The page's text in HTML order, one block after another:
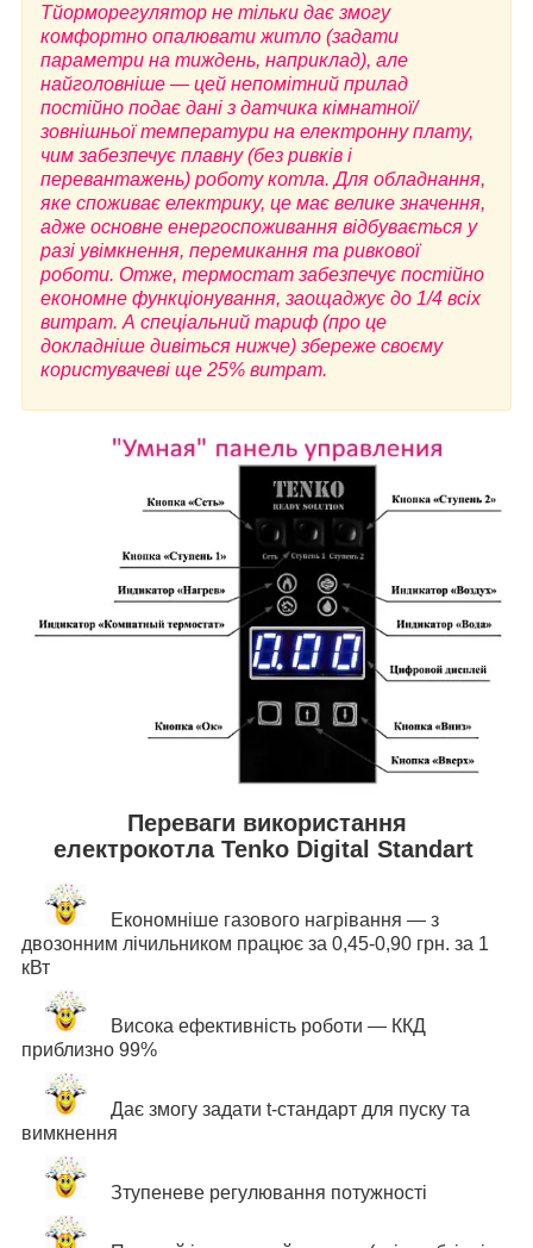
Тйорморегулятор не тільки дає змогу
комфортно опалювати житло (задати
параметри на тиждень, наприклад), але
найголовніше — цей непомітний прилад
постійно подає дані з датчика кімнатної/
зовнішньої температури на електронну плату,
чим забезпечує плавну (без ривків і
перевантажень) роботу котла. Для обладнання,
яке споживає електрику, це має велике значення,
адже основне енергоспоживання відбувається у
разі увімкнення, перемикання та ривкової
роботи. Отже, термостат забезпечує постійно
економне функціонування, заощаджує до 1/4 всіх
витрат. А спеціальний тариф (про це
докладніше дивіться нижче) збереже своєму
користувачеві ще 25% витрат.
Переваги використання
електрокотла Tenko Digital Standart
Економніше газового нагрівання — з
двозонним лічильником працює за 0,45-0,90 грн. за 1
кВт
Висока ефективність роботи — ККД
приблизно 99%
Дає змогу задати t-стандарт для пуску та
вимкнення
Зтупеневе регулювання потужності